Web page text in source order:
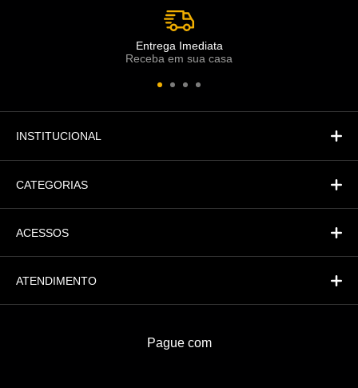
Entrega Imediata
Receba em sua casa
INSTITUCIONAL
CATEGORIAS
ACESSOS
ATENDIMENTO
Pague com